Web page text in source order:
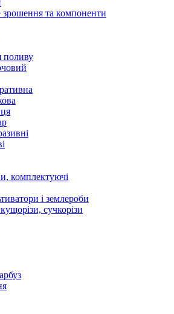
зрошення та компоненти
поливу
комплектуючі
і землероби
сучкорізи